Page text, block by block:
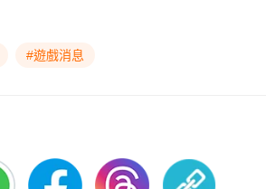
#遊戲消息